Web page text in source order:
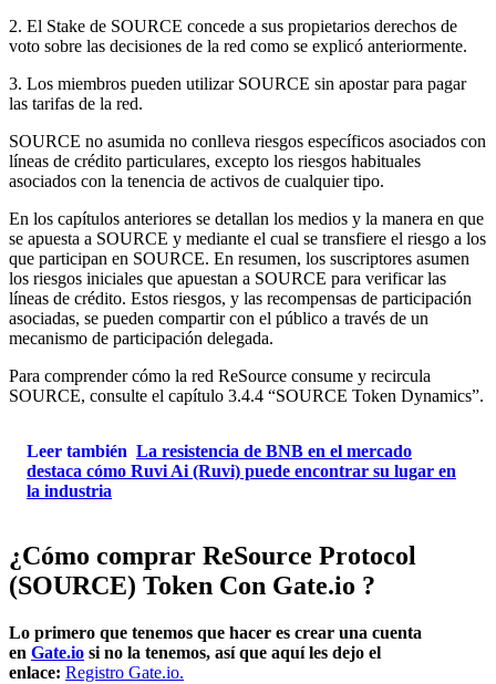
2. El Stake de SOURCE concede a sus propietarios derechos de
voto sobre las decisiones de la red como se explicó anteriormente.
3. Los miembros pueden utilizar SOURCE sin apostar para pagar
las tarifas de la red.
SOURCE no asumida no conlleva riesgos específicos asociados con
líneas de crédito particulares, excepto los riesgos habituales
asociados con la tenencia de activos de cualquier tipo.
En los capítulos anteriores se detallan los medios y la manera en que
se apuesta a SOURCE y mediante el cual se transfiere el riesgo a los
que participan en SOURCE. En resumen, los suscriptores asumen
los riesgos iniciales que apuestan a SOURCE para verificar las
líneas de crédito. Estos riesgos, y las recompensas de participación
asociadas, se pueden compartir con el público a través de un
mecanismo de participación delegada.
Para comprender cómo la red ReSource consume y recircula
SOURCE, consulte el capítulo 3.4.4 “SOURCE Token Dynamics”.
Leer también La resistencia de BNB en el mercado
destaca cómo Ruvi Ai (Ruvi) puede encontrar su lugar en
la industria
¿Cómo comprar ReSource Protocol
(SOURCE) Token Con Gate.io ?
Lo primero que tenemos que hacer es crear una cuenta
en Gate.io si no la tenemos, así que aquí les dejo el
enlace: Registro Gate.io.